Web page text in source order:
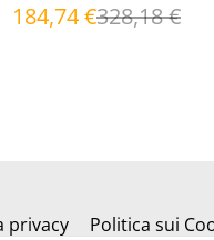
184,74 €328,18 €
privacy Politica sui